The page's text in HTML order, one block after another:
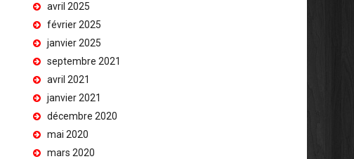
avril 2025
février 2025
janvier 2025
septembre 2021
avril 2021
janvier 2021
décembre 2020
mai 2020
mars 2020